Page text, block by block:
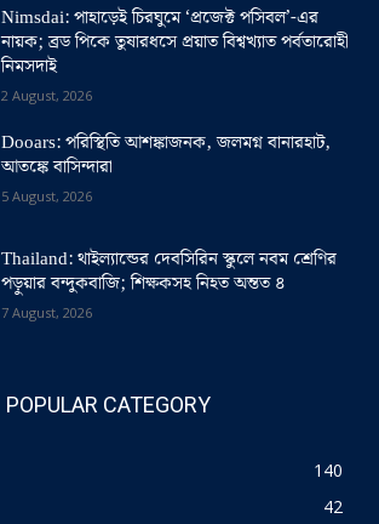
Nimsdai: পাহাড়েই চিরঘুমে ‘প্রজেক্ট পসিবল’-এর
নায়ক; ব্রড পিকে তুষারধসে প্রয়াত বিশ্বখ্যাত পর্বতারোহী
নিমসদাই
2 August, 2026
Dooars: পরিস্থিতি আশঙ্কাজনক, জলমগ্ন বানারহাট,
আতঙ্কে বাসিন্দারা
5 August, 2026
Thailand: থাইল্যান্ডের দেবসিরিন স্কুলে নবম শ্রেণির
পড়ুয়ার বন্দুকবাজি; শিক্ষকসহ নিহত অন্তত ৪
7 August, 2026
POPULAR CATEGORY
140
42